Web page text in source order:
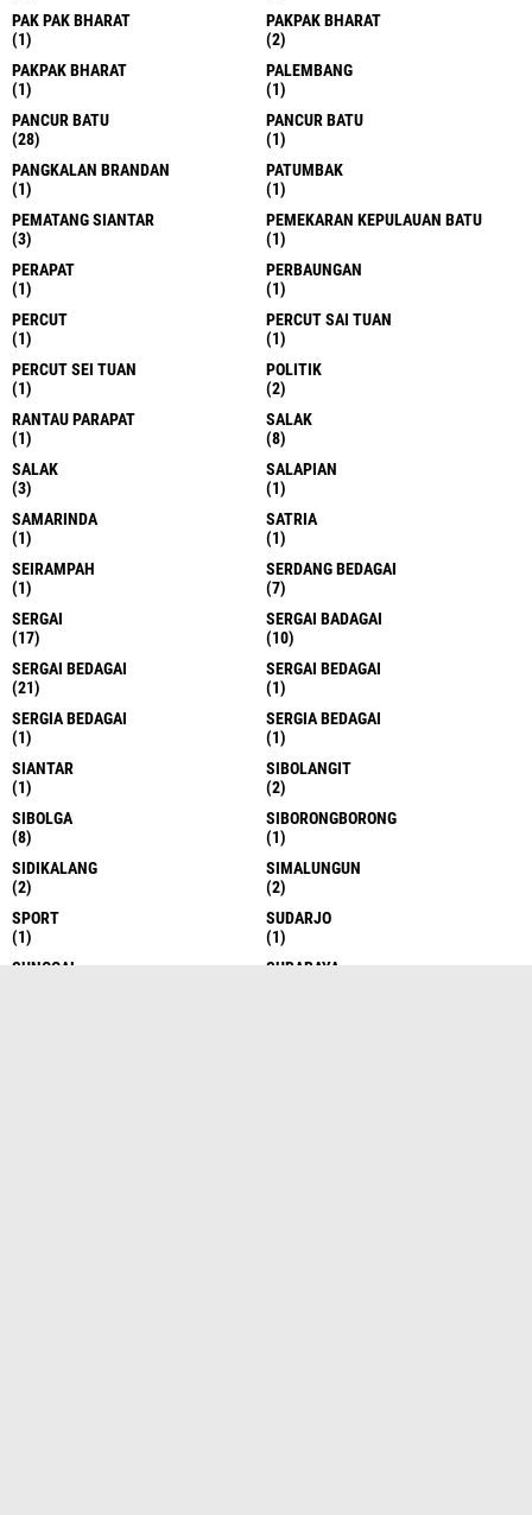
PAK PAK BHARAT
(1)
PAKPAK BHARAT
(2)
PAKPAK BHARAT
(1)
PALEMBANG
(1)
PANCUR BATU
(28)
PANCUR BATU
(1)
PANGKALAN BRANDAN
(1)
PATUMBAK
(1)
PEMATANG SIANTAR
(3)
PEMEKARAN KEPULAUAN BATU
(1)
PERAPAT
(1)
PERBAUNGAN
(1)
PERCUT
(1)
PERCUT SAI TUAN
(1)
PERCUT SEI TUAN
(1)
POLITIK
(2)
RANTAU PARAPAT
(1)
SALAK
(8)
SALAK
(3)
SALAPIAN
(1)
SAMARINDA
(1)
SATRIA
(1)
SEIRAMPAH
(1)
SERDANG BEDAGAI
(7)
SERGAI
(17)
SERGAI BADAGAI
(10)
SERGAI BEDAGAI
(21)
SERGAI BEDAGAI
(1)
SERGIA BEDAGAI
(1)
SERGIA BEDAGAI
(1)
SIANTAR
(1)
SIBOLANGIT
(2)
SIBOLGA
(8)
SIBORONGBORONG
(1)
SIDIKALANG
(2)
SIMALUNGUN
(2)
SPORT
(1)
SUDARJO
(1)
SUNGGAL
SURABAYA